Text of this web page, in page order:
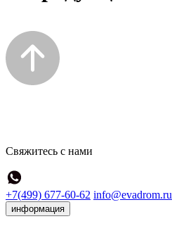
Свяжитесь с нами
+7(499) 677-60-62 info@evadrom.ru
информация